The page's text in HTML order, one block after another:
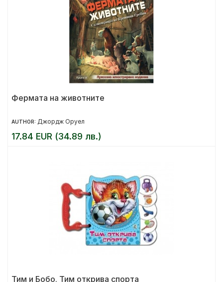
Фермата на животните
AUTHOR: Джордж Оруел
17.84 EUR (34.89 лв.)
Тим и Бобо. Тим открива спорта